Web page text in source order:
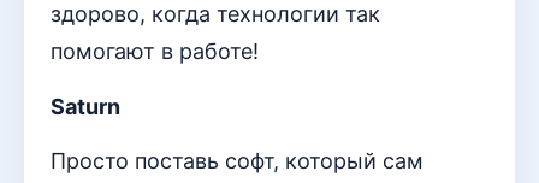
здорово, когда технологии так
помогают в работе!
Saturn
Просто поставь софт, который сам